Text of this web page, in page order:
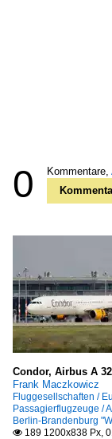
0 Kommentare,
Condor, Airbus A
Frank Maczkowicz
Fluggesellschaften /
Passagierflugzeuge /
Berlin-Brandenburg
 189 1200x838 Px,